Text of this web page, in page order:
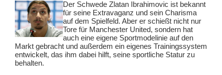
Der Schwede Zlatan Ibrahimovic ist bekannt
für seine Extravaganz und sein Charisma
auf dem Spielfeld. Aber er schießt nicht nur
Tore für Manchester United, sondern hat
auch eine eigene Sportmodelinie auf den
Markt gebracht und außerdem ein eigenes Trainingssystem
entwickelt, das ihm dabei hilft, seine sportliche Statur zu
behalten.